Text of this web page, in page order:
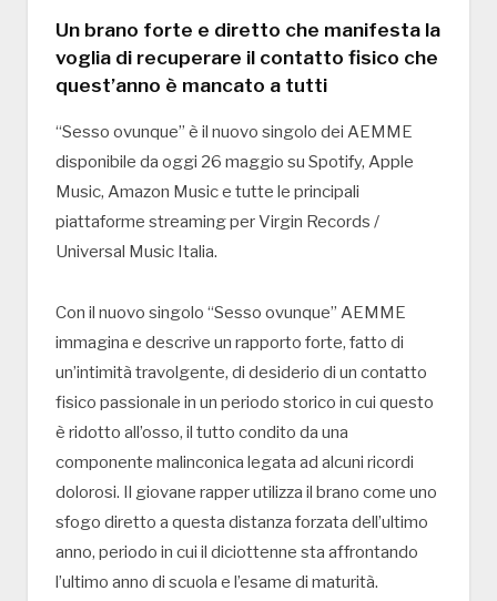
Un brano forte e diretto che manifesta la
voglia di recuperare il contatto fisico che
quest’anno è mancato a tutti
“Sesso ovunque” è il nuovo singolo dei AEMME
disponibile da oggi 26 maggio su Spotify, Apple
Music, Amazon Music e tutte le principali
piattaforme streaming per Virgin Records /
Universal Music Italia.
Con il nuovo singolo “Sesso ovunque” AEMME
immagina e descrive un rapporto forte, fatto di
un’intimità travolgente, di desiderio di un contatto
fisico passionale in un periodo storico in cui questo
è ridotto all’osso, il tutto condito da una
componente malinconica legata ad alcuni ricordi
dolorosi. Il giovane rapper utilizza il brano come uno
sfogo diretto a questa distanza forzata dell’ultimo
anno, periodo in cui il diciottenne sta affrontando
l’ultimo anno di scuola e l’esame di maturità.